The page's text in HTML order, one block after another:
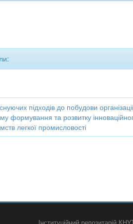
підходів до побудови
формування та розвитку
легкої промисловості